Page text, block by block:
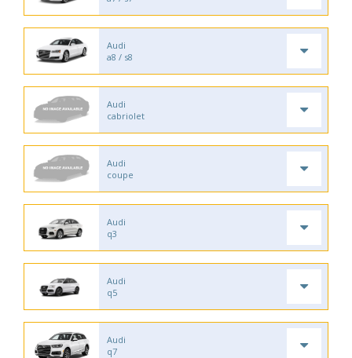
Audi
a8 / s8
Audi
cabriolet
Audi
coupe
Audi
q3
Audi
q5
Audi
q7